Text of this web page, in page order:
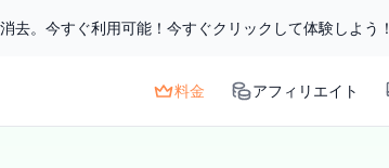
去。今すぐ利用可能！今すぐクリックして体験しよう！
料金 アフィリエイト